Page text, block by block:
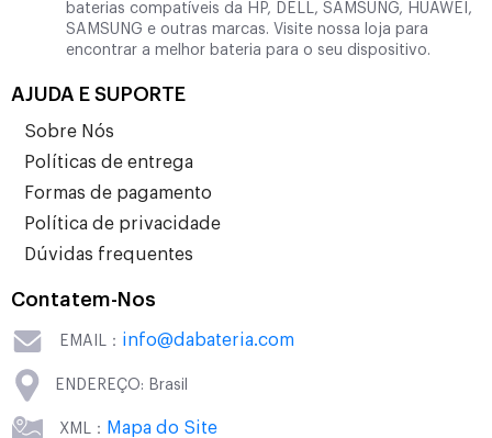
baterias compatíveis da HP, DELL, SAMSUNG, HUAWEI,
SAMSUNG e outras marcas. Visite nossa loja para
encontrar a melhor bateria para o seu dispositivo.
AJUDA E SUPORTE
Sobre Nós
Políticas de entrega
Formas de pagamento
Política de privacidade
Dúvidas frequentes
Contatem-Nos
EMAIL： info@dabateria.com
ENDEREÇO: Brasil
XML： Mapa do Site